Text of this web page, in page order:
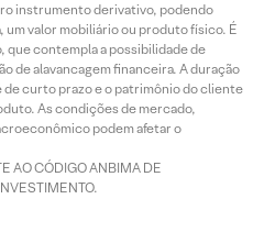
instrumento derivativo, podendo
valor mobiliário ou produto físico. É
contempla a possibilidade de
de alavancagem financeira. A duração
curto prazo e o patrimônio do cliente
As condições de mercado,
podem afetar o
AO CÓDIGO ANBIMA DE